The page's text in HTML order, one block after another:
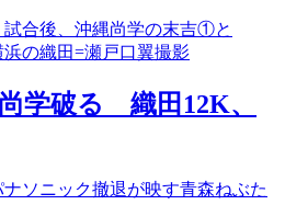
学破る 織田12K、
ソニック撤退が映す青森ねぶた